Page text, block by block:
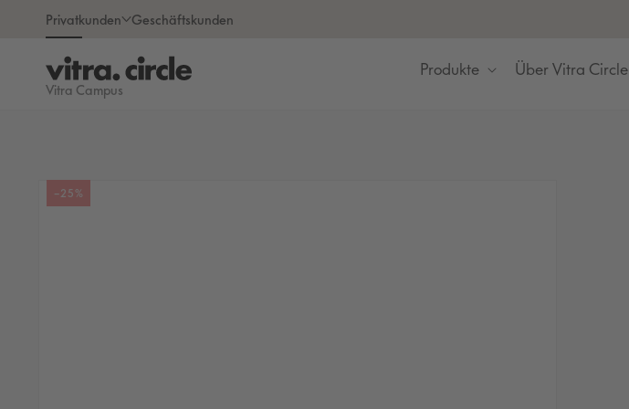
ZUM
INHALT
Privatkunden Geschäftskunden
Vitra Campus
Produkte Über Vitra Circle
–25%